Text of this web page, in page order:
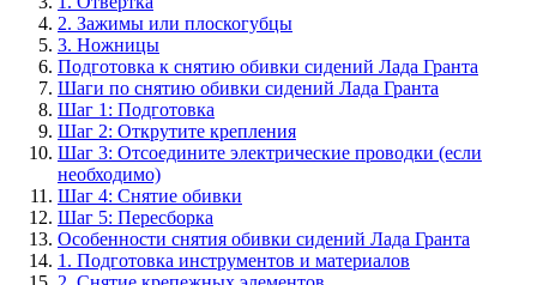
2. Зажимы или плоскогубцы
3. Ножницы
Подготовка к снятию обивки сидений Лада Гранта
Шаги по снятию обивки сидений Лада Гранта
Шаг 1: Подготовка
Шаг 2: Открутите крепления
Шаг 3: Отсоедините электрические проводки (если
необходимо)
Шаг 4: Снятие обивки
Шаг 5: Пересборка
Особенности снятия обивки сидений Лада Гранта
1. Подготовка инструментов и материалов